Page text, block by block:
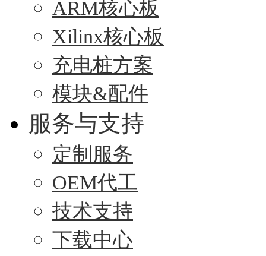
ARM核心板
Xilinx核心板
充电桩方案
模块&配件
服务与支持
定制服务
OEM代工
技术支持
下载中心